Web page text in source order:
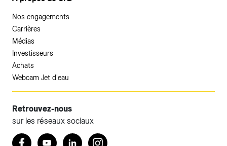
Nos engagements
Carrières
Médias
Investisseurs
Achats
Webcam Jet d'eau
Retrouvez-nous
sur les réseaux sociaux
Retrouvez nous sur Facebook
YoutubeLinkedInInstagram
Accéder à votre espace client SIG.